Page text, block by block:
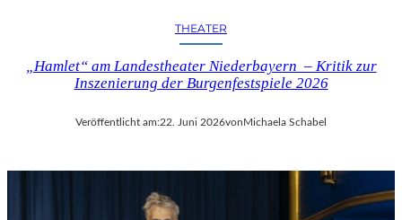
THEATER
„Hamlet“ am Landestheater Niederbayern – Kritik zur
Inszenierung der Burgenfestspiele 2026
Veröffentlicht am:22. Juni 2026von Michaela Schabel